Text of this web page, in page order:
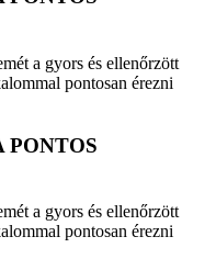
a gyors és ellenőrzött
pontosan érezni
PONTOS
a gyors és ellenőrzött
pontosan érezni